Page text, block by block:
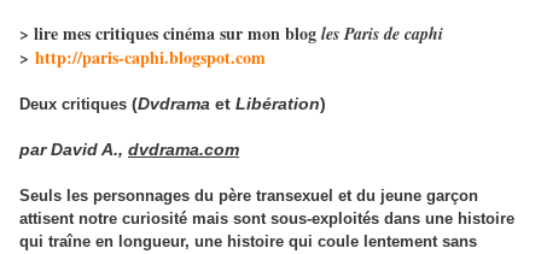
> lire mes critiques cinéma sur mon blog les Paris de caphi
> http://paris-caphi.blogspot.com
Deux critiques (Dvdrama et Libération)
par David A., dvdrama.com
Seuls les personnages du père transexuel et du jeune garçon
attisent notre curiosité mais sont sous-exploités dans une histoire
qui traîne en longueur, une histoire qui coule lentement sans